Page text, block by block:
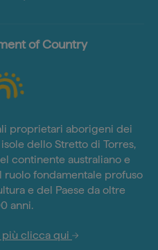
of Country
proprietari aborigeni dei
dello Stretto di Torres,
continente australiano e
fondamentale profuso
e del Paese da oltre
anni.
più clicca qui